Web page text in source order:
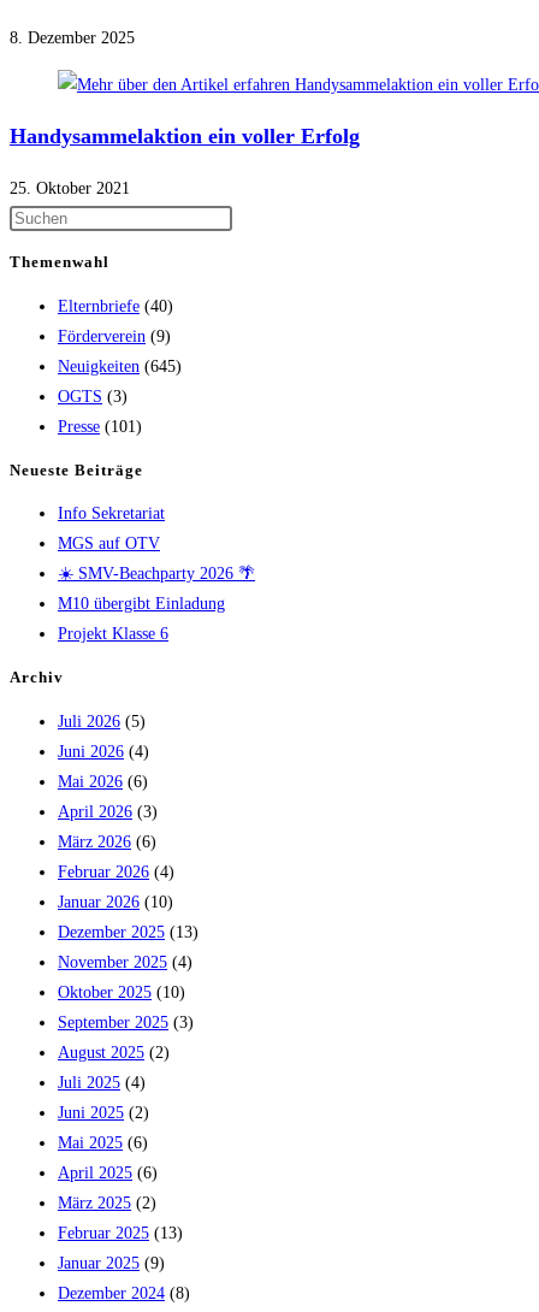
8. Dezember 2025
Handysammelaktion ein voller Erfolg
25. Oktober 2021
Themenwahl
Elternbriefe (40)
Förderverein (9)
Neuigkeiten (645)
OGTS (3)
Presse (101)
Neueste Beiträge
Info Sekretariat
MGS auf OTV
☀️ SMV-Beachparty 2026 🌴
M10 übergibt Einladung
Projekt Klasse 6
Archiv
Juli 2026 (5)
Juni 2026 (4)
Mai 2026 (6)
April 2026 (3)
März 2026 (6)
Februar 2026 (4)
Januar 2026 (10)
Dezember 2025 (13)
November 2025 (4)
Oktober 2025 (10)
September 2025 (3)
August 2025 (2)
Juli 2025 (4)
Juni 2025 (2)
Mai 2025 (6)
April 2025 (6)
März 2025 (2)
Februar 2025 (13)
Januar 2025 (9)
Dezember 2024 (8)